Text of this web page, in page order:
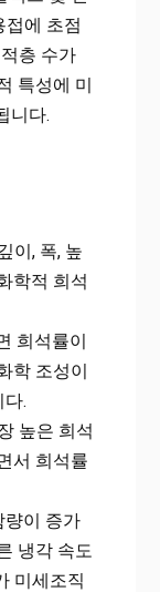
접에 초점
층 수가
특성에 미
니다.
이, 폭, 높
학적 희석
희석률이
학 조성이
.
높은 희석
서 희석률
량이 증가
냉각 속도
미세조직